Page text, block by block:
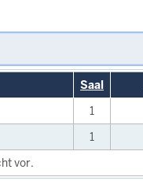
Saal
1
1
vor.